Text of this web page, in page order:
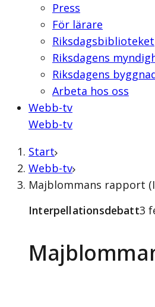
Press
För lärare
Riksdagsbiblioteket
Riksdagens
Riksdagens
Arbeta hos oss
Webb-tv
Webb-tv
Start
Webb-tv
Majblommans rapport
Interpellationsdebatt3